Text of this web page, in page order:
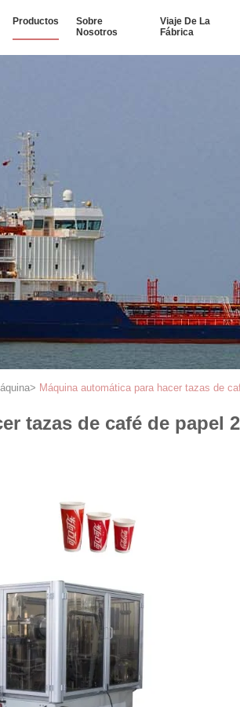
Productos
Sobre
Nosotros
Viaje De La
Fábrica
> Máquina automática para hacer tazas de
tazas de café de papel